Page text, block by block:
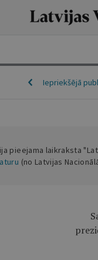
Iepriekšējā
pieejama laikraksta
(no Latvijas